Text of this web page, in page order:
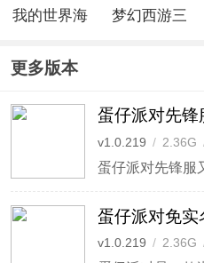
我的世界海
梦幻西游三
更多版本
蛋仔派对先锋
v1.0.219 / 2.36G
蛋仔派对免实
v1.0.219 / 2.36G